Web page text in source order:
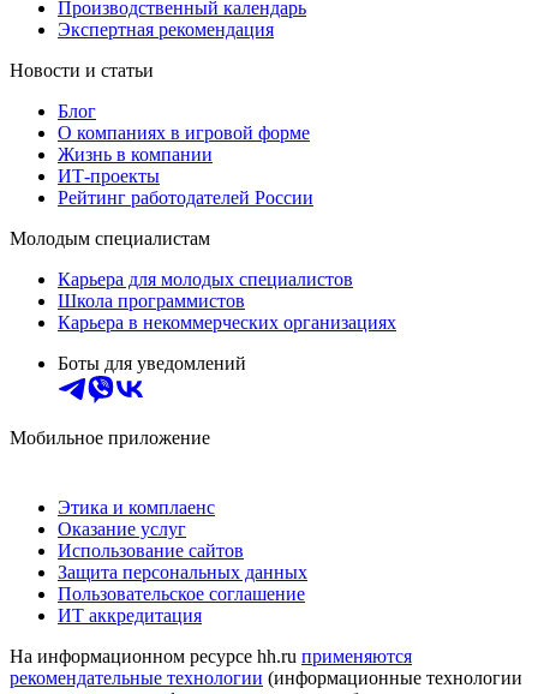
Производственный календарь
Экспертная рекомендация
Новости и статьи
Блог
О компаниях в игровой форме
Жизнь в компании
ИТ-проекты
Рейтинг работодателей России
Молодым специалистам
Карьера для молодых специалистов
Школа программистов
Карьера в некоммерческих организациях
Боты для уведомлений
Мобильное приложение
Этика и комплаенс
Оказание услуг
Использование сайтов
Защита персональных данных
Пользовательское соглашение
ИТ аккредитация
На информационном ресурсе hh.ru применяются
рекомендательные технологии (информационные технологии